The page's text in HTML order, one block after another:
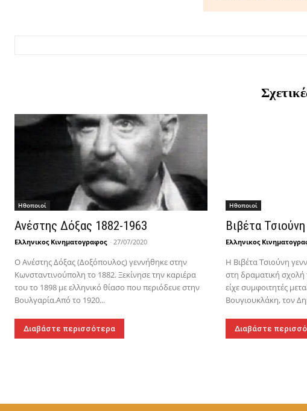
Hθοποιοί
Ανέστης Δόξας 1882-1963
Ελληνικος Κινηματογραφος - 27/07/2020
Ο Ανέστης Δόξας (Δοξόπουλος) γεννήθηκε στην
Κωνσταντινούπολη το 1882. Ξεκίνησε την καριέρα
του το 1898 με ελληνικό θίασο που περιόδευε στην
Βουλγαρία.Από το 1920...
Διαβάστε περισσότερα
Hθοποιοί
Βιβέτα
Ελληνικος
Η Βιβέτα Τσιούνη
στη δραματική
είχε συμφοιτητές
Βουγιουκλάκη, τον
Διαβάστε